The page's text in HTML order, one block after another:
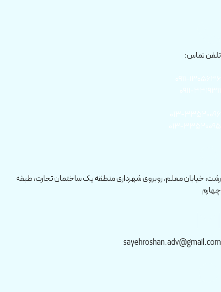
تلفن تماس:
رشت، خیابان معلم، روبروی شهرداری منطقه یک ساختمان تجارت، طبقه
چهارم
sayehroshan.adv@gmail.com